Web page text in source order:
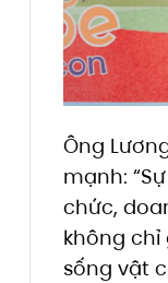
Ông
mạnh:
chức,
không
sống vật